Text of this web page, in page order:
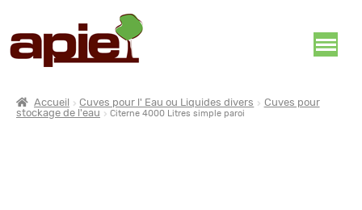
Accueil Cuves pour l' Eau ou Liquides divers
Cuves pour
stockage de l'eau
Citerne 4000 Litres simple paroi